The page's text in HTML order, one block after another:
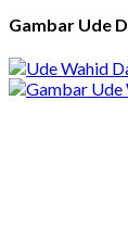
Gambar Ude